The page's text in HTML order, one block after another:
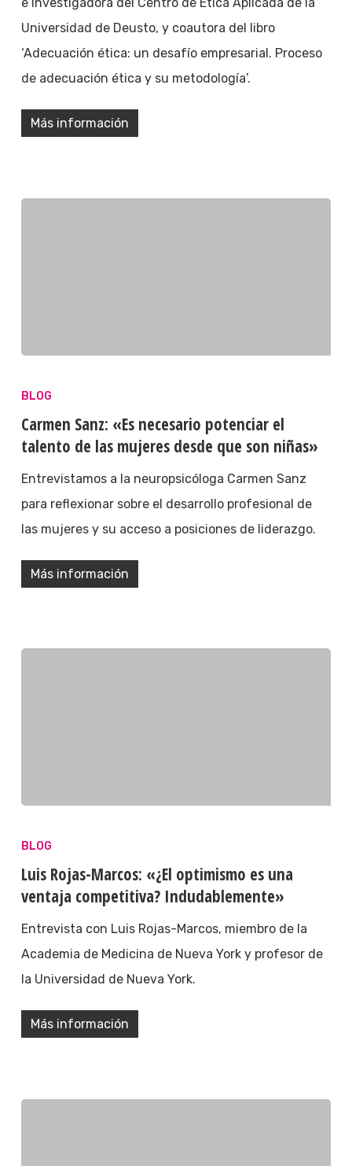
Universidad de Deusto, y coautora del libro
‘Adecuación ética: un desafío empresarial. Proceso
de adecuación ética y su metodología’.
Más información
BLOG
Carmen Sanz: «Es necesario potenciar el
talento de las mujeres desde que son niñas»
Entrevistamos a la neuropsicóloga Carmen Sanz
para reflexionar sobre el desarrollo profesional de
las mujeres y su acceso a posiciones de liderazgo.
Más información
BLOG
Luis Rojas-Marcos: «¿El optimismo es una
ventaja competitiva? Indudablemente»
Entrevista con Luis Rojas-Marcos, miembro de la
Academia de Medicina de Nueva York y profesor de
la Universidad de Nueva York.
Más información